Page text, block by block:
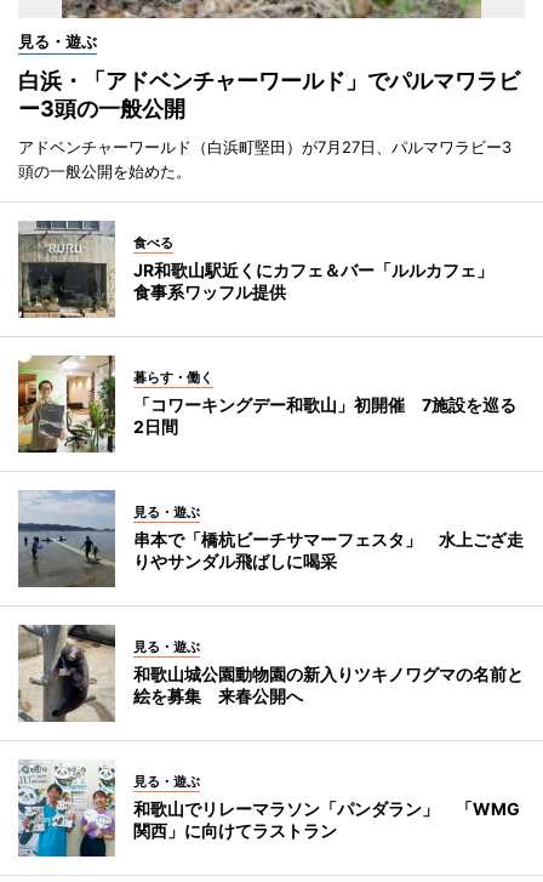
見る・遊ぶ
白浜・「アドベンチャーワールド」でパルマワラビ
ー3頭の一般公開
アドベンチャーワールド（白浜町堅田）が7月27日、パルマワラビー3
頭の一般公開を始めた。
食べる
JR和歌山駅近くにカフェ＆バー「ルルカフェ」
食事系ワッフル提供
暮らす・働く
「コワーキングデー和歌山」初開催 7施設を巡る
2日間
見る・遊ぶ
串本で「橋杭ビーチサマーフェスタ」 水上ござ走
りやサンダル飛ばしに喝采
見る・遊ぶ
和歌山城公園動物園の新入りツキノワグマの名前と
絵を募集 来春公開へ
見る・遊ぶ
和歌山でリレーマラソン「パンダラン」 「WMG
関西」に向けてラストラン